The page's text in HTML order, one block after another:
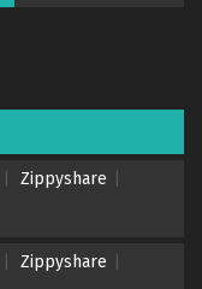
Zippyshare
Zippyshare